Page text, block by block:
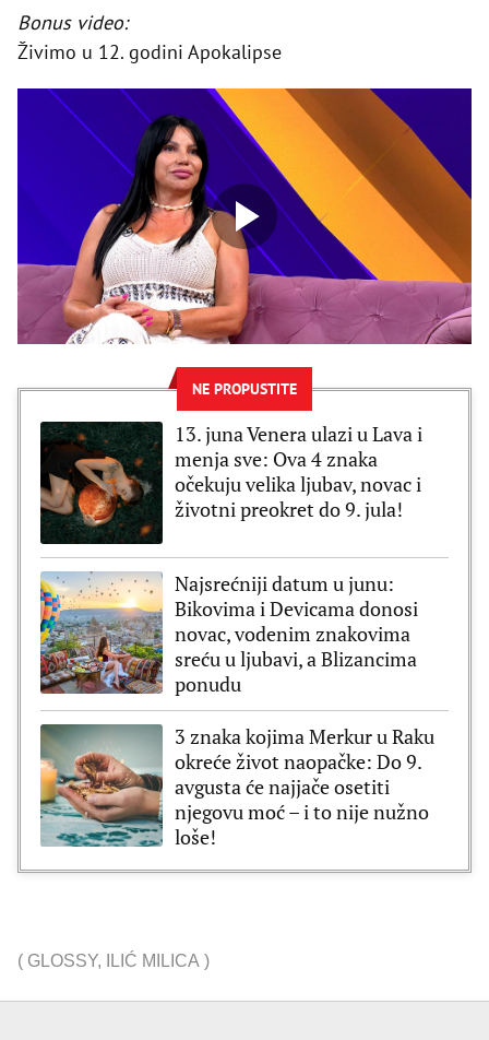
Bonus video:
Živimo u 12. godini Apokalipse
NE PROPUSTITE
13. juna Venera ulazi u Lava i
menja sve: Ova 4 znaka
očekuju velika ljubav, novac i
životni preokret do 9. jula!
Najsrećniji datum u junu:
Bikovima i Devicama donosi
novac, vodenim znakovima
sreću u ljubavi, a Blizancima
ponudu
3 znaka kojima Merkur u Raku
okreće život naopačke: Do 9.
avgusta će najjače osetiti
njegovu moć – i to nije nužno
loše!
( GLOSSY, ILIĆ MILICA )